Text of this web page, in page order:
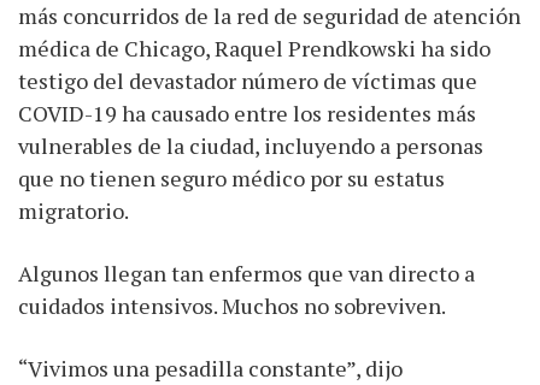
más concurridos de la red de seguridad de atención
médica de Chicago, Raquel Prendkowski ha sido
testigo del devastador número de víctimas que
COVID-19 ha causado entre los residentes más
vulnerables de la ciudad, incluyendo a personas
que no tienen seguro médico por su estatus
migratorio.
Algunos llegan tan enfermos que van directo a
cuidados intensivos. Muchos no sobreviven.
“Vivimos una pesadilla constante”, dijo